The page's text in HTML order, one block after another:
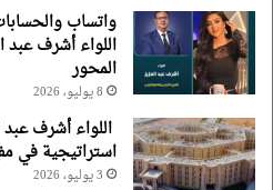
واتساب
اللواء أشرف عبد
المحور
8 يوليو، 2026
اللواء أشرف عبد
استراتيجية في
3 يوليو، 2026